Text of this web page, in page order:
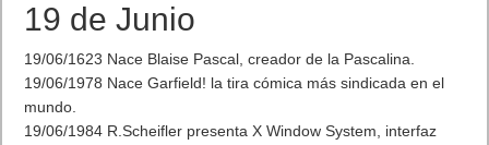
19 de Junio
19/06/1623 Nace Blaise Pascal, creador de la Pascalina.
19/06/1978 Nace Garfield! la tira cómica más sindicada en el
mundo.
19/06/1984 R.Scheifler presenta X Window System, interfaz